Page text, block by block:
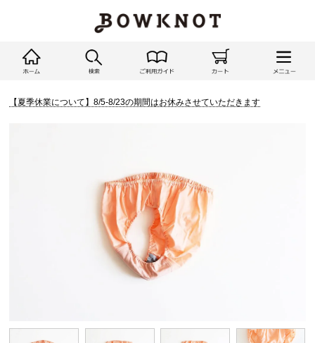
【夏季休業について】8/5-8/23の期間はお休みさせていただきます